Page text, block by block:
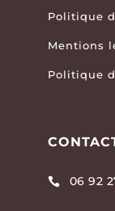
Politique
Mentions
Politique
 06 92